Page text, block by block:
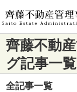
齊藤不動
グ記事一
全記事一覧